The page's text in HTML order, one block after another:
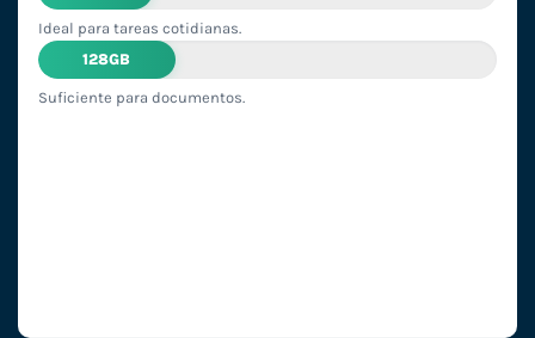
Ideal para tareas cotidianas.
128GB
Suficiente para documentos.